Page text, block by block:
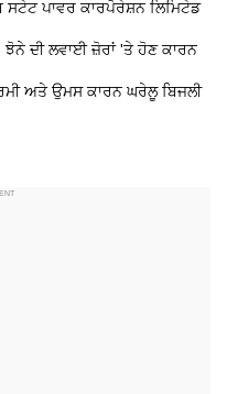
ਸਟੇਟ ਪਾਵਰ ਕਾਰਪੋਰੇਸ਼ਨ ਲਿਮਿਟੇਡ
ਝੋਨੇ ਦੀ ਲਵਾਈ ਜ਼ੋਰਾਂ 'ਤੇ ਹੋਣ ਕਾਰਨ
ਅਤੇ ਉਮਸ ਕਾਰਨ ਘਰੇਲੂ ਬਿਜਲੀ